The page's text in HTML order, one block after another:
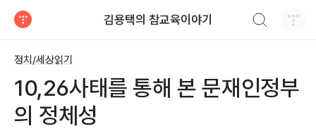
김용택의 참교육이야기
정치/세상읽기
10,26사태를 통해 본 문재인정부
의 정체성